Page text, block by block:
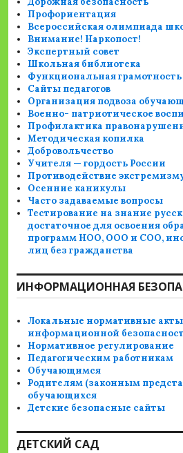
Профориентация
Всероссийская олимпиада
Внимание! Наркопост!
Экспертный совет
Школьная библиотека
Функциональная грамотность
Сайты педагогов
Организация подвоза
Военно- патриотическое
Профилактика
Методическая копилка
Добровольчество
Учителя — гордость России
Противодействие
Осенние каникулы
Часто задаваемые вопросы
Тестирование на знание
достаточное для освоения
программ НОО, ООО и СОО,
лиц без гражданства
ИНФОРМАЦИОННАЯ
Локальные нормативные акты
информационной
Нормативное регулирование
Педагогическим работникам
Обучающимся
Родителям (законным
обучающихся
Детские безопасные сайты
ДЕТСКИЙ САД